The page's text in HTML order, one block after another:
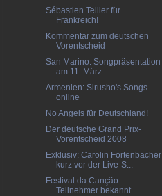
Sébastien Tellier für
Frankreich!
Kommentar zum deutschen
Vorentscheid
San Marino: Songpräsentation
am 11. März
Armenien: Sirusho's Songs
online
No Angels für Deutschland!
Der deutsche Grand Prix-
Vorentscheid 2008
Exklusiv: Carolin Fortenbacher
kurz vor der Live-S...
Festival da Canção:
Teilnehmer bekannt